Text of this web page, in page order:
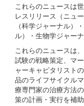
これらのニュースは
レスリリース（ニュ
（科学ジャーナル）
ル）・生物学ジャー
これらのニュースは
試験の戦略策定、マ
ャーキャピタリスト
品のライフサイクル
療専門家の治療方法
策の計画・実行を補